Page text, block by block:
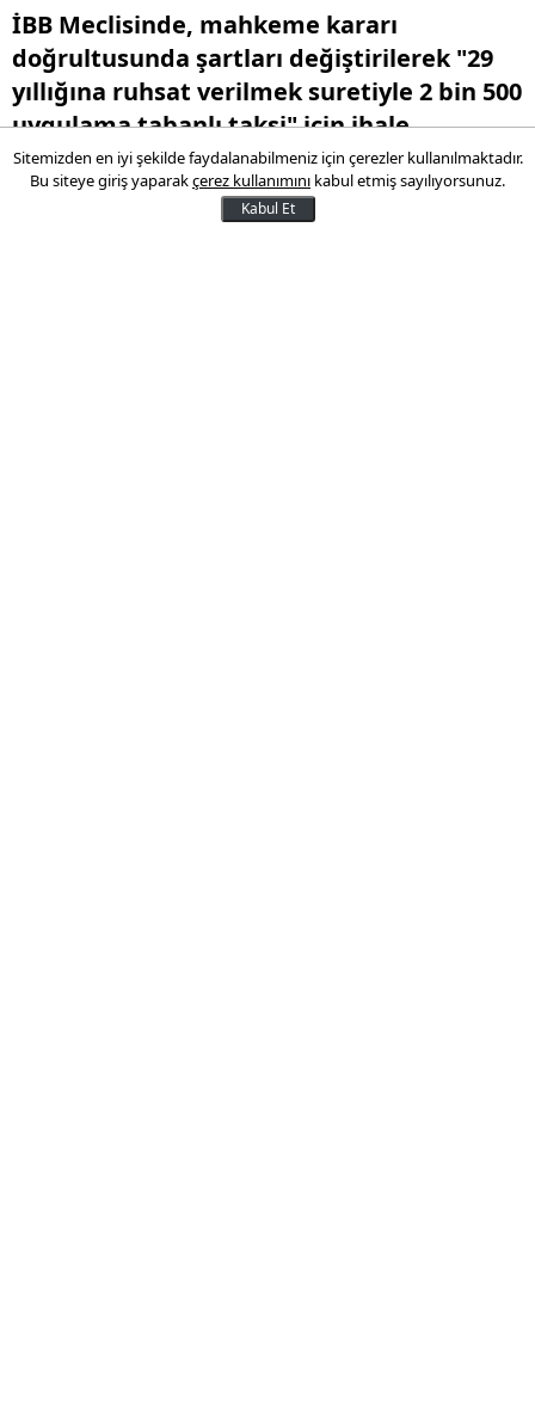
İBB Meclisinde, mahkeme kararı
doğrultusunda şartları değiştirilerek "29
yıllığına ruhsat verilmek suretiyle 2 bin 500
uygulama tabanlı taksi" için ihale
yapılması oy birliğiyle kabul edildi.
Sitemizden en iyi şekilde faydalanabilmeniz için çerezler kullanılmaktadır.
Bu siteye giriş yaparakçerez kullanımını kabul etmiş sayılıyorsunuz.
Kabul Et